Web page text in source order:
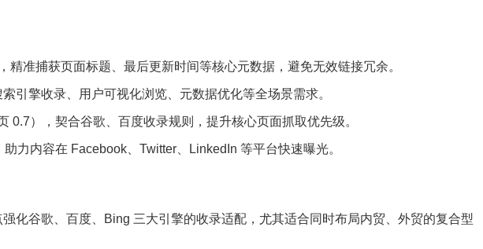
准捕获页面标题、最后更新时间等核心元数据，避免无效链接冗余。
引擎收录、用户可视化浏览、元数据优化等全场景需求。
），契合谷歌、百度收录规则，提升核心页面抓取优先级。
力内容在 Facebook、Twitter、LinkedIn 等平台快速曝光。
化谷歌、百度、Bing 三大引擎的收录适配，尤其适合同时布局内贸、外贸的复合型